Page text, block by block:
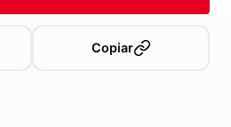
Copiar